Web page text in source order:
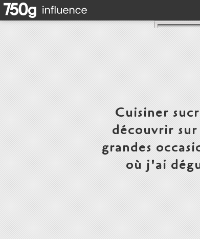
Cuisiner
découvrir
grandes
où j'ai